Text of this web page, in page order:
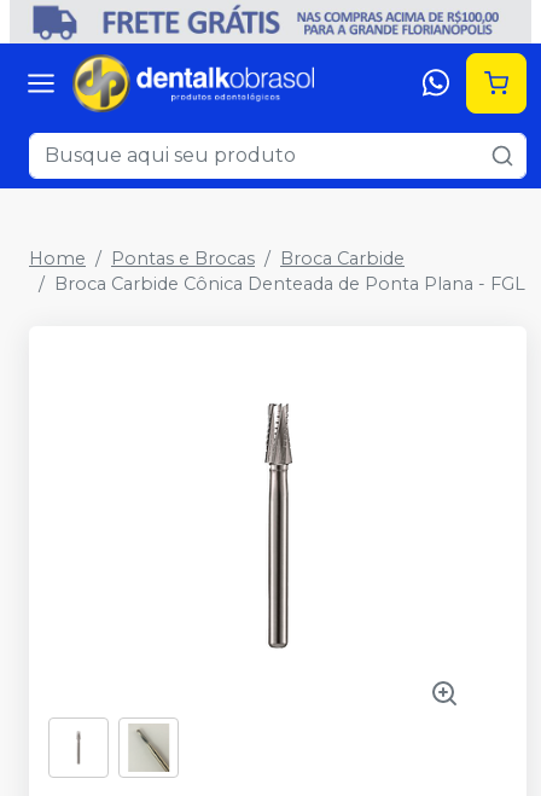
Home Pontas e Brocas
Broca Carbide
Broca Carbide Cônica Denteada de Ponta Plana - FGL